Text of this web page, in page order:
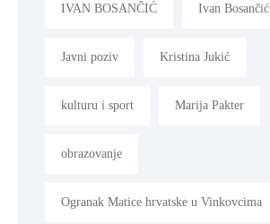
IVAN BOSANČIĆ Ivan Bosančić
Javni poziv Kristina Jukić
kulturu i sport Marija Pakter
obrazovanje
Ogranak Matice hrvatske u Vinkovcima